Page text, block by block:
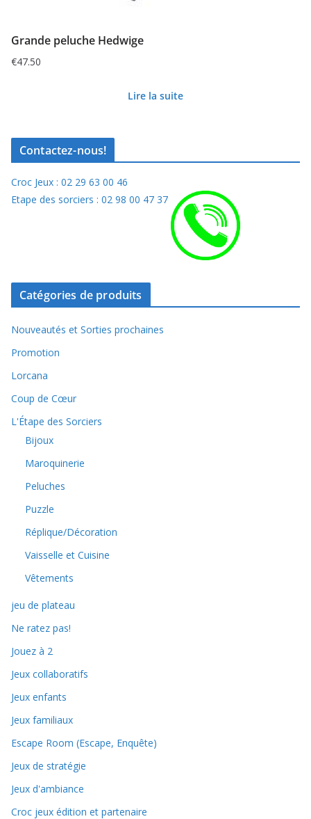
Grande peluche Hedwige
€47.50
Lire la suite
Contactez-nous!
Croc Jeux : 02 29 63 00 46
Etape des sorciers : 02 98 00 47 37
Catégories de produits
Nouveautés et Sorties prochaines
Promotion
Lorcana
Coup de Cœur
L'Étape des Sorciers
Bijoux
Maroquinerie
Peluches
Puzzle
Réplique/Décoration
Vaisselle et Cuisine
Vêtements
jeu de plateau
Ne ratez pas!
Jouez à 2
Jeux collaboratifs
Jeux enfants
Jeux familiaux
Escape Room (Escape, Enquête)
Jeux de stratégie
Jeux d'ambiance
Croc jeux édition et partenaire